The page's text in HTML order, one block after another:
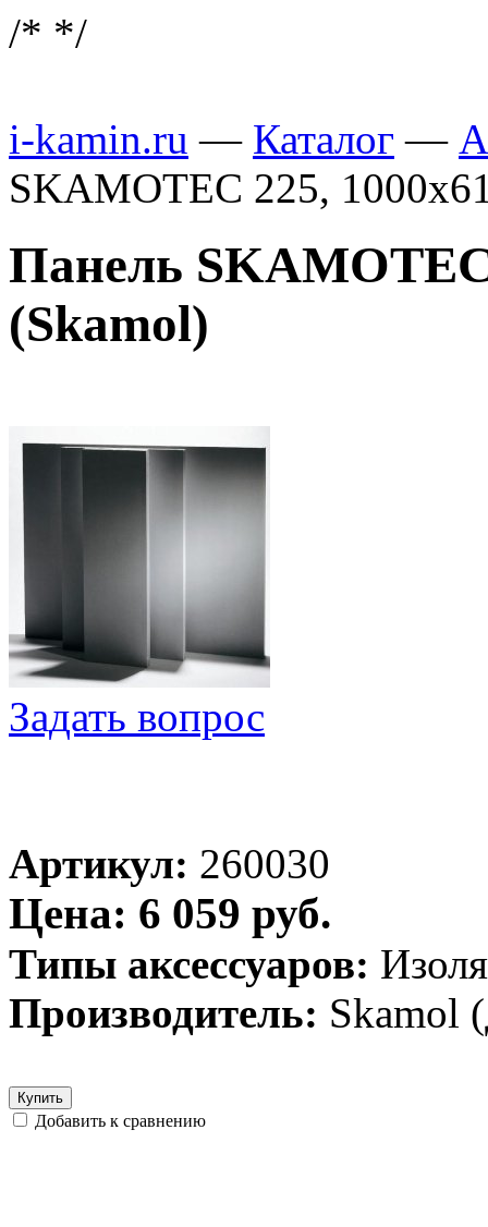
/* */
i-kamin.ru — Каталог —
SKAMOTEC 225,
Панель
(Skamol)
Задать вопрос
Артикул: 260030
Цена: 6 059 руб.
Типы аксессуаров:
Производитель: Skamol
Купить
Добавить к сравнению